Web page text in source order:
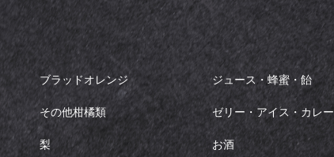
ブラッドオレンジ
その他柑橘類
梨
ジュース・蜂蜜・飴
ゼリー・アイス・カレー
お酒